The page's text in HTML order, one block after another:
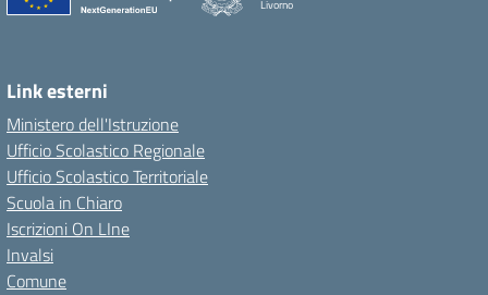
Livorno
Link esterni
Ministero dell'Istruzione
Ufficio Scolastico Regionale
Ufficio Scolastico Territoriale
Scuola in Chiaro
Iscrizioni On LIne
Invalsi
Comune